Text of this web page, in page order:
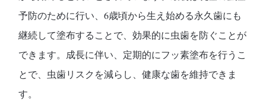
予防のために行い、6歳頃から生え始める永久歯にも
継続して塗布することで、効果的に虫歯を防ぐことが
できます。成長に伴い、定期的にフッ素塗布を行うこ
とで、虫歯リスクを減らし、健康な歯を維持できま
す。